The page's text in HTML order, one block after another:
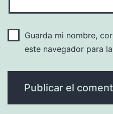
Guarda mi nombre,
este navegador para